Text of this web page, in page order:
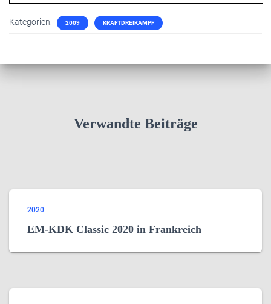
Kategorien: 2009 KRAFTDREIKAMPF
Verwandte Beiträge
2020
EM-KDK Classic 2020 in Frankreich